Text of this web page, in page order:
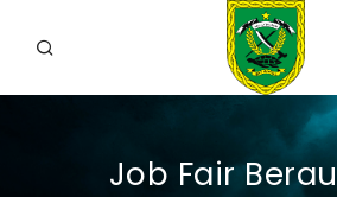
PROFILJob Fair